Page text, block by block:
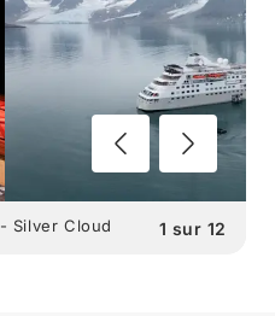
1 sur 12
Silver Cloud